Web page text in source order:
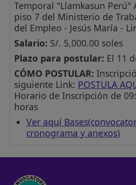
Temporal "Llamkasun Perú"
piso 7 del Ministerio de
del Empleo - Jesús María -
Salario: S/. 5,000.00 soles
Plazo para postular: El 11
CÓMO POSTULAR:
siguiente Link: POSTULA
Horario de Inscripción de
horas
Ver aquí
cronograma y anexos)